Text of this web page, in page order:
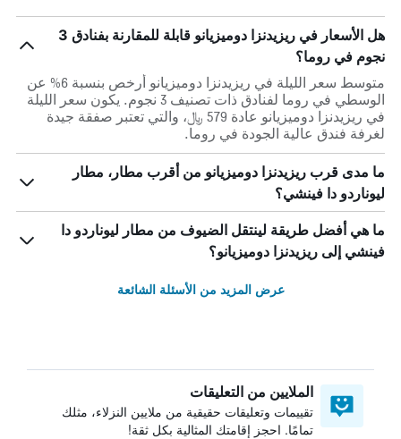
هل الأسعار في ريزيدنزا دوميزيانو قابلة للمقارنة بفنادق 3
نجوم في روما؟
متوسط سعر الليلة في ريزيدنزا دوميزيانو أرخص بنسبة 6% عن
الوسطي في روما لفنادق ذات تصنيف 3 نجوم. يكون سعر الليلة
في ريزيدنزا دوميزيانو عادة 579 ﷼، والتي تعتبر صفقة جيدة
لغرفة فندق عالية الجودة في روما.
ما مدى قرب ريزيدنزا دوميزيانو من أقرب مطار، مطار
ليوناردو دا فينشي؟
ما هي أفضل طريقة لينتقل الضيوف من مطار ليوناردو دا
فينشي إلى ريزيدنزا دوميزيانو؟
عرض المزيد من الأسئلة الشائعة
الملايين من التعليقات
تقييمات وتعليقات حقيقية من ملايين النزلاء، مثلك
تمامًا. احجز إقامتك المثالية بكل ثقة!